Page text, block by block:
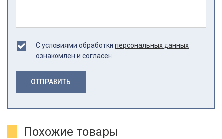
С условиями обработки персональных данных
ознакомлен и согласен
ОТПРАВИТЬ
Похожие товары